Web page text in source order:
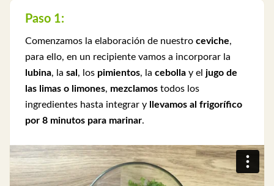
Paso 1:
Comenzamos la elaboración de nuestro ceviche,
para ello, en un recipiente vamos a incorporar la
lubina, la sal , los pimientos, la cebolla y el jugo de
las limas o limones, mezclamos todos los
ingredientes hasta integrar y
llevamos al frigorífico
por 8 minutos para marinar.